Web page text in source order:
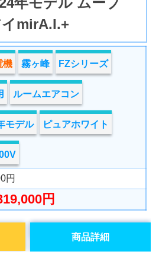
mirA.I.+
機 霧ヶ峰 FZシリーズ
ルームエアコン
モデル ピュアホワイト
円
円
商品詳細